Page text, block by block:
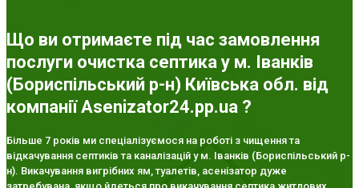
Що ви отримаєте під час замовлення
послуги очистка септика у м. Іванків
(Бориспільський р-н) Київська обл. від
компанії Asenizator24.pp.ua ?
Більше 7 років ми спеціалізуємося на роботі з чищення та
відкачування септиків та каналізацій у м. Іванків (Бориспільський р-
н). Викачування вигрібних ям, туалетів, асенізатор дуже